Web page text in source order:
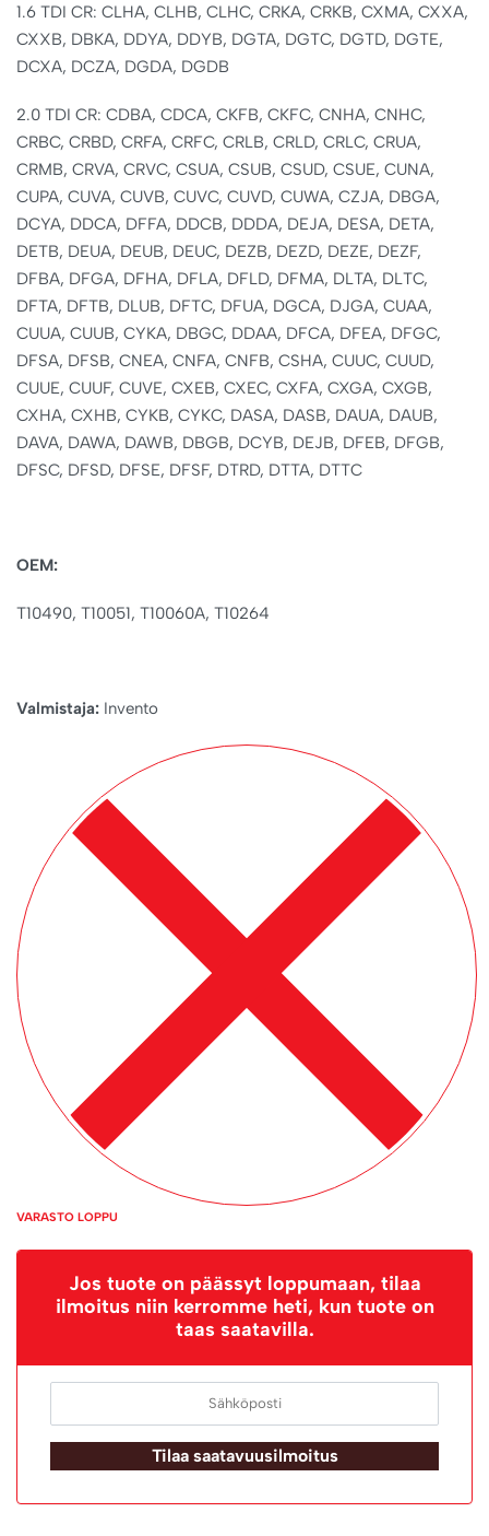
1.6 TDI CR: CLHA, CLHB, CLHC, CRKA, CRKB, CXMA, CXXA,
CXXB, DBKA, DDYA, DDYB, DGTA, DGTC, DGTD, DGTE,
DCXA, DCZA, DGDA, DGDB
2.0 TDI CR: CDBA, CDCA, CKFB, CKFC, CNHA, CNHC,
CRBC, CRBD, CRFA, CRFC, CRLB, CRLD, CRLC, CRUA,
CRMB, CRVA, CRVC, CSUA, CSUB, CSUD, CSUE, CUNA,
CUPA, CUVA, CUVB, CUVC, CUVD, CUWA, CZJA, DBGA,
DCYA, DDCA, DFFA, DDCB, DDDA, DEJA, DESA, DETA,
DETB, DEUA, DEUB, DEUC, DEZB, DEZD, DEZE, DEZF,
DFBA, DFGA, DFHA, DFLA, DFLD, DFMA, DLTA, DLTC,
DFTA, DFTB, DLUB, DFTC, DFUA, DGCA, DJGA, CUAA,
CUUA, CUUB, CYKA, DBGC, DDAA, DFCA, DFEA, DFGC,
DFSA, DFSB, CNEA, CNFA, CNFB, CSHA, CUUC, CUUD,
CUUE, CUUF, CUVE, CXEB, CXEC, CXFA, CXGA, CXGB,
CXHA, CXHB, CYKB, CYKC, DASA, DASB, DAUA, DAUB,
DAVA, DAWA, DAWB, DBGB, DCYB, DEJB, DFEB, DFGB,
DFSC, DFSD, DFSE, DFSF, DTRD, DTTA, DTTC
OEM:
T10490, T10051, T10060A, T10264
Valmistaja: Invento
VARASTO LOPPU
Jos tuote on päässyt loppumaan, tilaa
ilmoitus niin kerromme heti, kun tuote on
taas saatavilla.
Tilaa saatavuusilmoitus